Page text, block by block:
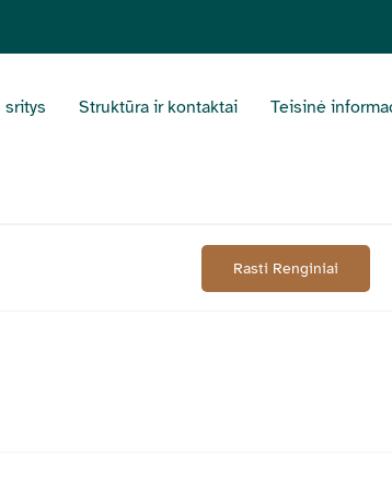
sritys Struktūra ir kontaktai Teisinė
Rasti Renginiai